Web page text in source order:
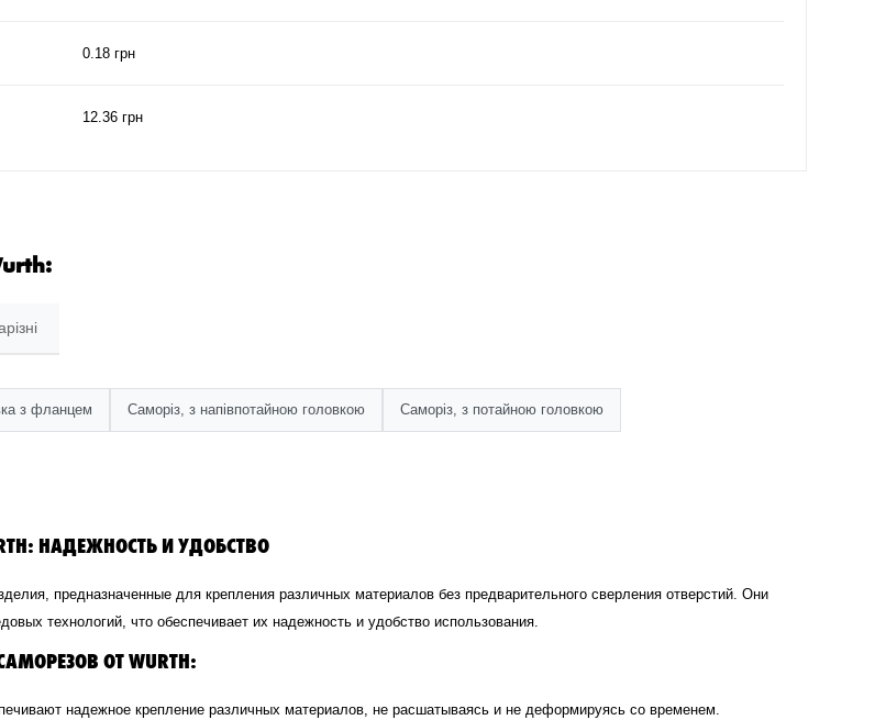
0.18 грн
12.36 грн
з фланцем Саморіз, з напівпотайною головкою Саморіз, з потайною головкою
НАДЕЖНОСТЬ И УДОБСТВО
предназначенные для крепления различных материалов без предварительного сверления отверстий. Они
технологий, что обеспечивает их надежность и удобство использования.
ОТ WURTH:
надежное крепление различных материалов, не расшатываясь и не деформируясь со временем.